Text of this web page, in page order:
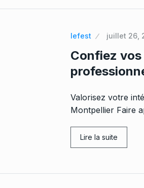
lefest juillet 26,
Confiez
Valorisez votre
Montpellier Faire
Lire la suite